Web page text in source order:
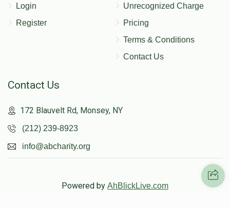
Login
Register
Unrecognized Charge
Pricing
Terms & Conditions
Contact Us
Contact Us
172 Blauvelt Rd, Monsey, NY
(212) 239-8923
info@abcharity.org
Powered by AhBlickLive.com